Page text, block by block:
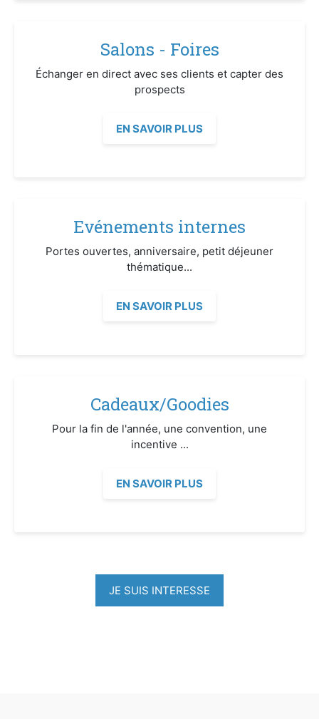
Salons - Foires
Échanger en direct avec ses clients et capter des
prospects
EN SAVOIR PLUS
Evénements internes
Portes ouvertes, anniversaire, petit déjeuner
thématique...
EN SAVOIR PLUS
Cadeaux/Goodies
Pour la fin de l'année, une convention, une
incentive ...
EN SAVOIR PLUS
JE SUIS INTERESSE